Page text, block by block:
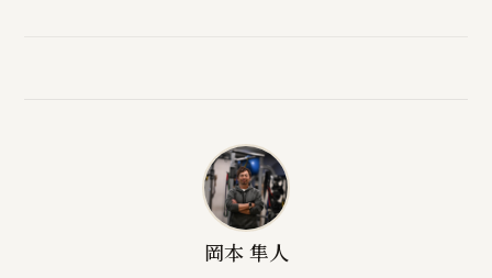
岡本 隼人